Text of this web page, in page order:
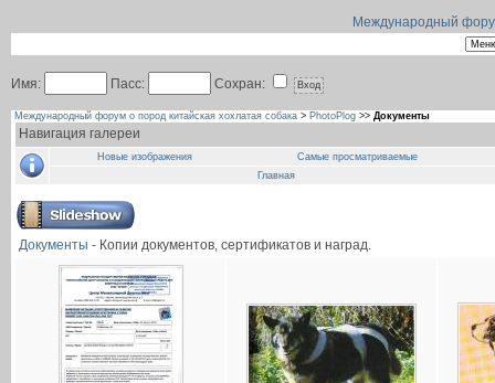
Международный
Имя: Пасс: Сохран:
Международный форум о пород китайская хохлатая собака > PhotoPlog >> Документы
Навигация галереи
Новые изображения
Самые просматриваемые
Главная
Документы - Копии документов, сертификатов и наград.